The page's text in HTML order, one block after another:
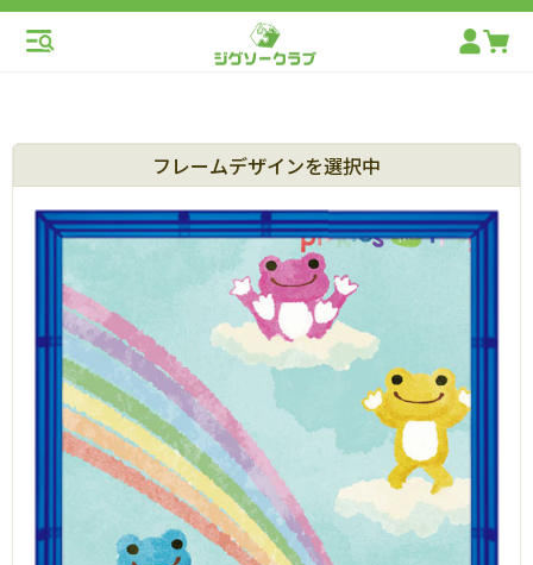
フレームデザインを選択中